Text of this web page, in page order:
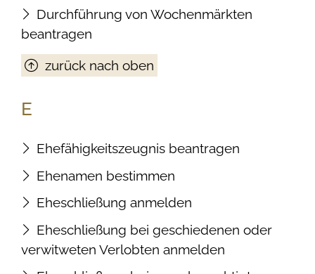
Durchführung von Wochenmärkten
beantragen
zurück nach oben
E
Ehefähigkeitszeugnis beantragen
Ehenamen bestimmen
Eheschließung anmelden
Eheschließung bei geschiedenen oder
verwitweten Verlobten anmelden